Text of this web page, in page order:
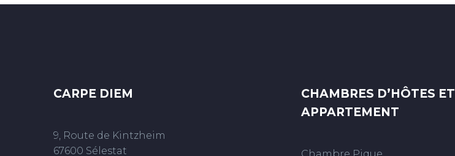
CARPE DIEM
9, Route de Kintzheim
67600 Sélestat
CHAMBRES D’HÔTES ET
APPARTEMENT